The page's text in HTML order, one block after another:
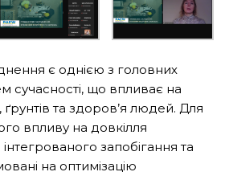
є однією з головних
сучасності, що впливає на
ґрунтів та здоров’я людей. Для
впливу на довкілля
запобігання та
на оптимізацію